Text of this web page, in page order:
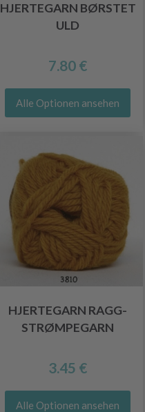
HJERTEGARN BØRSTET
ULD
7.80 €
Alle Optionen ansehen
HJERTEGARN RAGG-
STRØMPEGARN
3.45 €
Alle Optionen ansehen